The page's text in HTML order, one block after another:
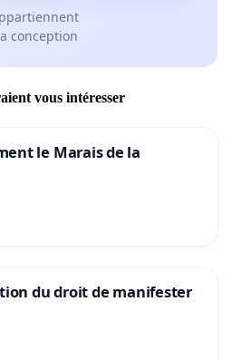
conception
vous intéresser
le Marais de la
du droit de manifester